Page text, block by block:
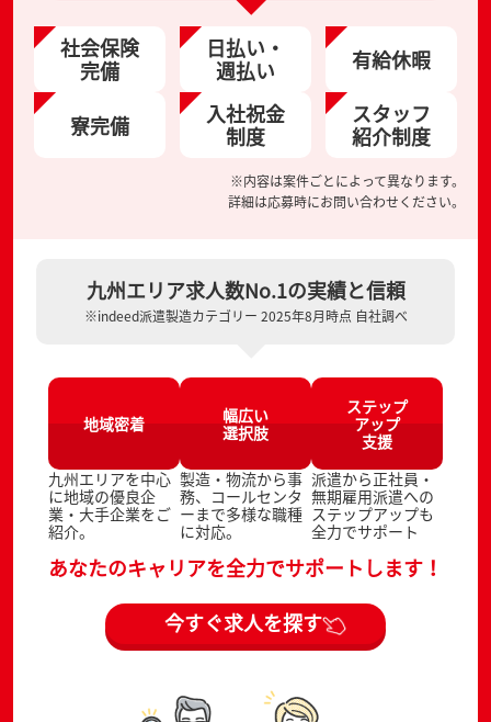
社会保険
完備
日払い・
週払い 有給休暇
寮完備 入社祝金
制度
スタッフ
紹介制度
※内容は案件ごとによって異なります。
詳細は応募時にお問い合わせください。
九州エリア求人数No.1の実績と信頼
※indeed派遣製造カテゴリー 2025年8月時点 自社調べ
地域密着
九州エリアを中心
に地域の優良企
業・大手企業をご
紹介。
幅広い
選択肢
製造・物流から事
務、コールセンタ
ーまで多様な職種
に対応。
ステップ
アップ
支援
派遣から正社員・
無期雇用派遣への
ステップアップも
全力でサポート
あなたのキャリアを全力でサポートします！
今すぐ求人を探す